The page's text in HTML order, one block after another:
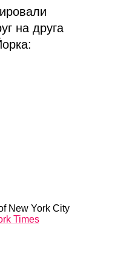
на друга
New York City
Times